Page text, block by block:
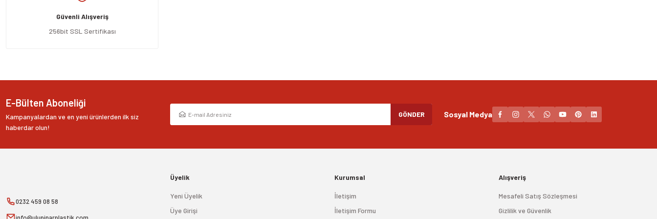
Ürün açıklamasında eksik bilgiler bulunuyor.
Ürün bilgilerinde hatalar bulunuyor.
Ürün fiyatı diğer sitelerden daha pahalı.
Güvenli Alışveriş
256bit SSL Sertifikası
E-Bülten Aboneliği
Kampanyalardan ve en yeni ürünlerden ilk siz
haberdar olun!
GÖNDER Sosyal Medya
0232 459 08 58
Üyelik
Yeni Üyelik
Üye Girişi
Kurumsal
İletişim
İletişim Formu
Alışveriş
Mesafeli Satış Sözleşmesi
Gizlilik ve Güvenlik